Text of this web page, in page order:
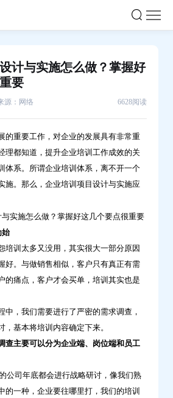
计与实施怎么做？掌握好
要
源：网络 6628阅读
的重要工作，对企业的发展具有非常重
理都知道，提升企业培训工作成效的关
体系。所谓企业培训体系，离不开一个
施。那么，企业培训项目设计与实施应
始
培训太多又没用，其实很大一部分原因
好。与做销售相似，客户只有真正有需
的痛点，客户才会买单，培训其实也是
中，我们需要进行了严密的需求调查，
，基本将培训内容确定下来。
查主要可以分为企业端、岗位端和员工
公司年底都会进行战略研讨，像我们熟
的一种，企业要往哪里打，我们的培训